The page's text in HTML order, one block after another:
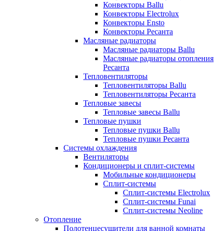
Конвекторы Ballu
Конвекторы Electrolux
Конвекторы Ensto
Конвекторы Ресанта
Масляные радиаторы
Масляные радиаторы Ballu
Масляные радиаторы отопления
Ресанта
Тепловентиляторы
Тепловентиляторы Ballu
Тепловентиляторы Ресанта
Тепловые завесы
Тепловые завесы Ballu
Тепловые пушки
Тепловые пушки Ballu
Тепловые пушки Ресанта
Системы охлаждения
Вентиляторы
Кондиционеры и сплит-системы
Мобильные кондиционеры
Сплит-системы
Сплит-системы Electrolux
Сплит-системы Funai
Сплит-системы Neoline
Отопление
Полотенцесушители для ванной комнаты